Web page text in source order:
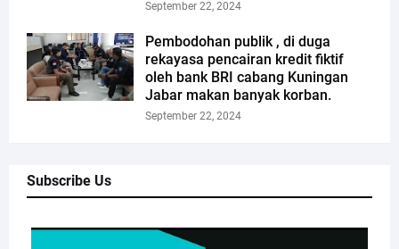
September 22, 2024
Pembodohan publik , di duga
rekayasa pencairan kredit fiktif
oleh bank BRI cabang Kuningan
Jabar makan banyak korban.
September 22, 2024
Subscribe Us